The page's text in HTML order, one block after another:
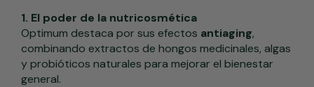
1. El poder de la nutricosmética
Optimum destaca por sus efectos antiaging,
combinando extractos de hongos medicinales, algas
y probióticos naturales para mejorar el bienestar
general.